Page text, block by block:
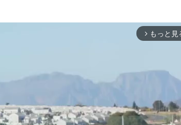
arrow_forward_ios もっと見